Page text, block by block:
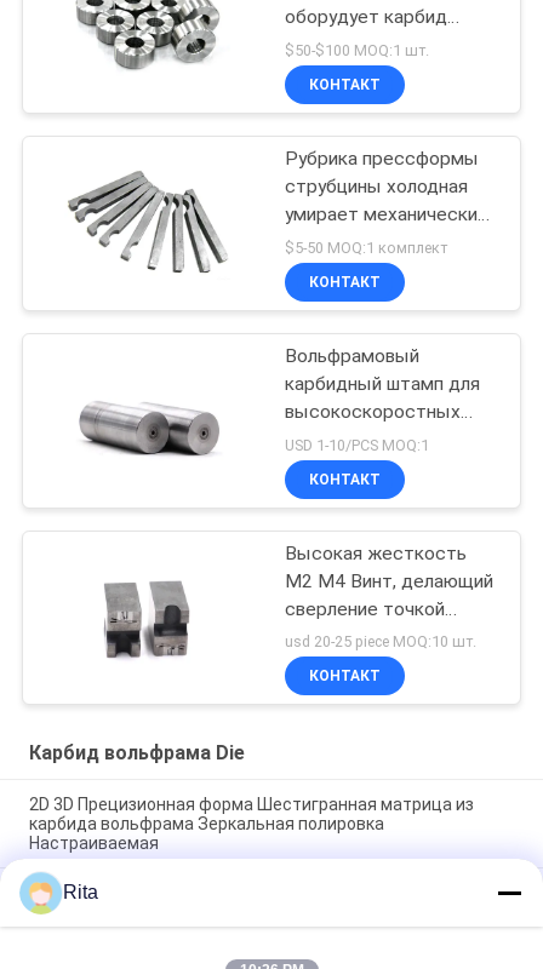
оборудует карбид
вольфрама умирает для
прессформ винта
$50-$100 MOQ:1 шт.
КОНТАКТ
Рубрика прессформы
струбцины холодная
умирает механические
инструменты пальца
передачи
$5-50 MOQ:1 комплект
КОНТАКТ
Вольфрамовый
карбидный штамп для
высокоскоростных
стальных винтов
USD 1-10/PCS MOQ:1
КОНТАКТ
Высокая жесткость
M2 M4 Винт, делающий
сверление точкой
гибели износостойкой
usd 20-25 piece MOQ:10 шт.
КОНТАКТ
Карбид вольфрама Die
2D 3D Прецизионная форма Шестигранная матрица из
карбида вольфрама Зеркальная полировка
Настраиваемая
Квадратная плашка пунша карбида вольфрама подвергла
поверхностное механической обработке
VA80,ST7,KG5,KG6 Вольфрамокарбидная штамповка,
Rita